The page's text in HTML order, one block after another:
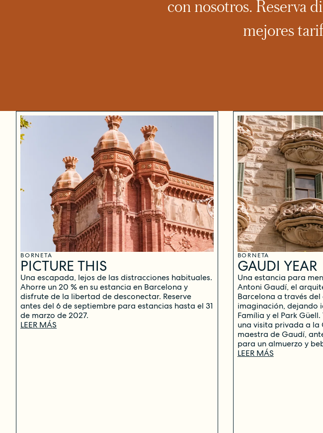
con nosotros. Reserva
mejores
BORNETA
PICTURE THIS
Una escapada, lejos de las distracciones habituales.
Ahorre un 20 % en su estancia en Barcelona y
disfrute de la libertad de desconectar. Reserve
antes del 6 de septiembre para estancias hasta el 31
de marzo de 2027.
LEER MÁS
BORNETA
GAUDI YEAR
Una estancia para
Antoni Gaudí, el
Barcelona a través
imaginación, dejando
Família y el Park
una visita privada a la
maestra de Gaudí,
para un almuerzo y
LEER MÁS